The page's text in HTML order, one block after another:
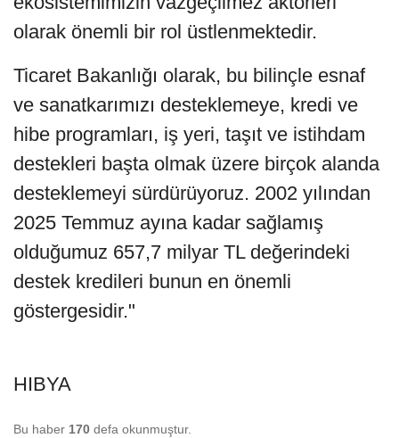
olarak önemli bir rol üstlenmektedir.
Ticaret Bakanlığı olarak, bu bilinçle esnaf
ve sanatkarımızı desteklemeye, kredi ve
hibe programları, iş yeri, taşıt ve istihdam
destekleri başta olmak üzere birçok alanda
desteklemeyi sürdürüyoruz. 2002 yılından
2025 Temmuz ayına kadar sağlamış
olduğumuz 657,7 milyar TL değerindeki
destek kredileri bunun en önemli
göstergesidir."
HIBYA
Bu haber 170 defa okunmuştur.